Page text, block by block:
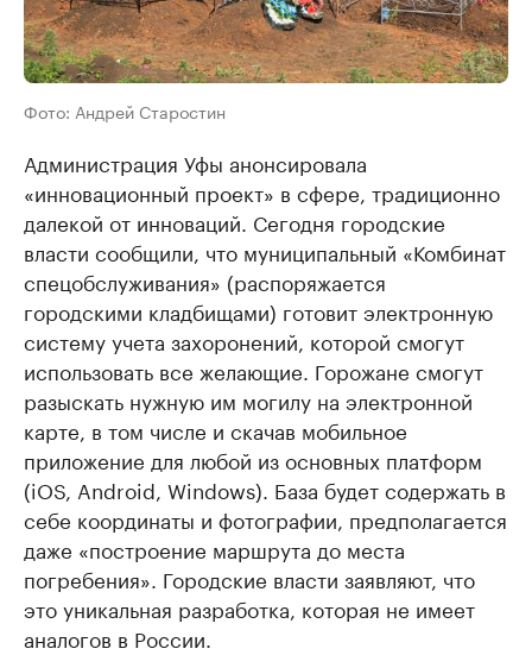
Фото: Андрей Старостин
Администрация Уфы анонсировала
«инновационный проект» в сфере, традиционно
далекой от инноваций. Сегодня городские
власти сообщили, что муниципальный «Комбинат
спецобслуживания» (распоряжается
городскими кладбищами) готовит электронную
систему учета захоронений, которой смогут
использовать все желающие. Горожане смогут
разыскать нужную им могилу на электронной
карте, в том числе и скачав мобильное
приложение для любой из основных платформ
(iOS, Android, Windows). База будет содержать в
себе координаты и фотографии, предполагается
даже «построение маршрута до места
погребения». Городские власти заявляют, что
это уникальная разработка, которая не имеет
аналогов в России.